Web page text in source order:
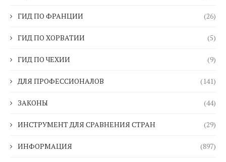
ГИД ПО ФРАНЦИИ (26)
ГИД ПО ХОРВАТИИ (5)
ГИД ПО ЧЕХИИ (9)
ДЛЯ ПРОФЕССИОНАЛОВ (141)
ЗАКОНЫ (44)
ИНСТРУМЕНТ ДЛЯ СРАВНЕНИЯ СТРАН (29)
ИНФОРМАЦИЯ (897)